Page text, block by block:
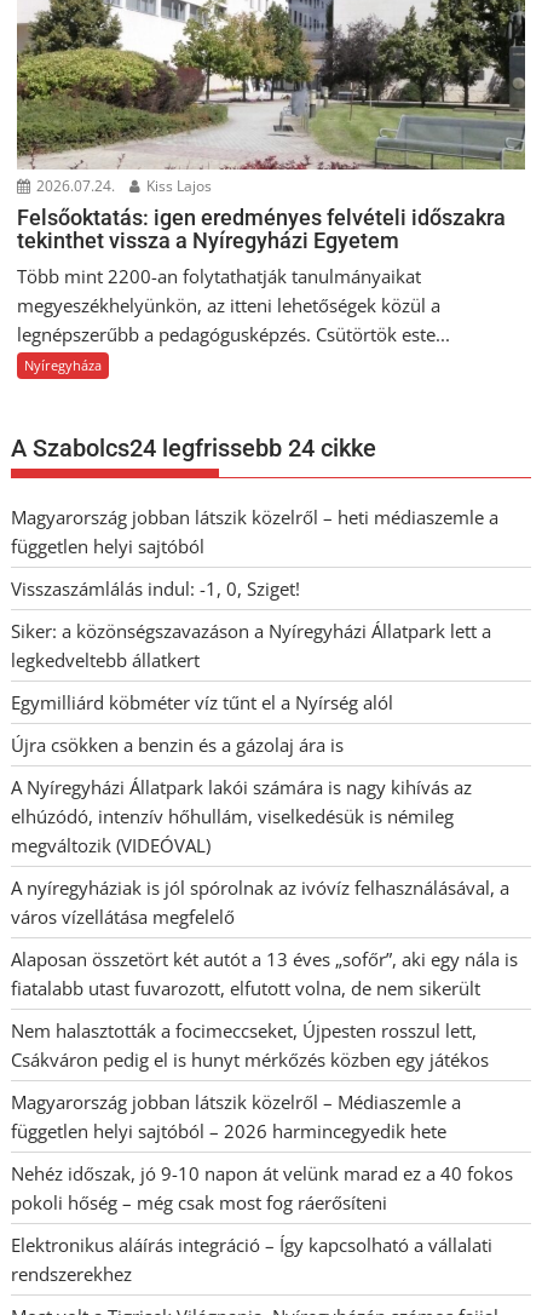
2026.07.24. Kiss Lajos
Felsőoktatás: igen eredményes felvételi időszakra
tekinthet vissza a Nyíregyházi Egyetem
Több mint 2200-an folytathatják tanulmányaikat
megyeszékhelyünkön, az itteni lehetőségek közül a
legnépszerűbb a pedagógusképzés. Csütörtök este...
Nyíregyháza
A Szabolcs24 legfrissebb 24 cikke
Magyarország jobban látszik közelről – heti médiaszemle a
független helyi sajtóból
Visszaszámlálás indul: -1, 0, Sziget!
Siker: a közönségszavazáson a Nyíregyházi Állatpark lett a
legkedveltebb állatkert
Egymilliárd köbméter víz tűnt el a Nyírség alól
Újra csökken a benzin és a gázolaj ára is
A Nyíregyházi Állatpark lakói számára is nagy kihívás az
elhúzódó, intenzív hőhullám, viselkedésük is némileg
megváltozik (VIDEÓVAL)
A nyíregyháziak is jól spórolnak az ivóvíz felhasználásával, a
város vízellátása megfelelő
Alaposan összetört két autót a 13 éves „sofőr”, aki egy nála is
fiatalabb utast fuvarozott, elfutott volna, de nem sikerült
Nem halasztották a focimeccseket, Újpesten rosszul lett,
Csákváron pedig el is hunyt mérkőzés közben egy játékos
Magyarország jobban látszik közelről – Médiaszemle a
független helyi sajtóból – 2026 harmincegyedik hete
Nehéz időszak, jó 9-10 napon át velünk marad ez a 40 fokos
pokoli hőség – még csak most fog ráerősíteni
Elektronikus aláírás integráció – Így kapcsolható a vállalati
rendszerekhez